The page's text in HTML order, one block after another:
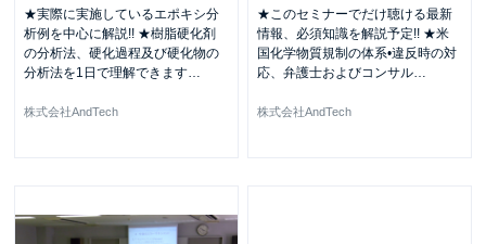
★実際に実施しているエポキシ分
析例を中心に解説!! ★樹脂硬化剤
の分析法、硬化過程及び硬化物の
分析法を1日で理解できます…
株式会社AndTech
★このセミナーでだけ聴ける最新
情報、必須知識を解説予定!! ★米
国化学物質規制の体系•違反時の対
応、弁護士およびコンサル…
株式会社AndTech